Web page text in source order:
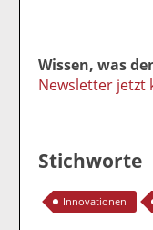
Wissen, was
Newsletter jetzt
Stichworte
Innovationen